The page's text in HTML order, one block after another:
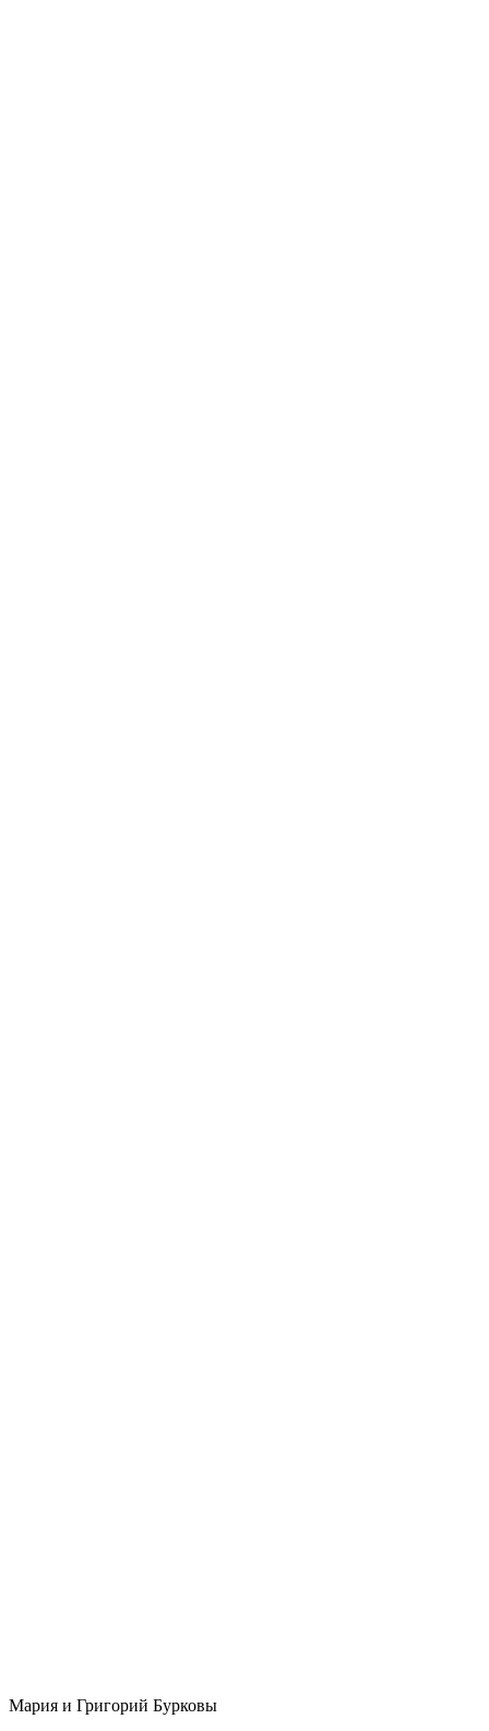
Мария и Григорий Бурковы